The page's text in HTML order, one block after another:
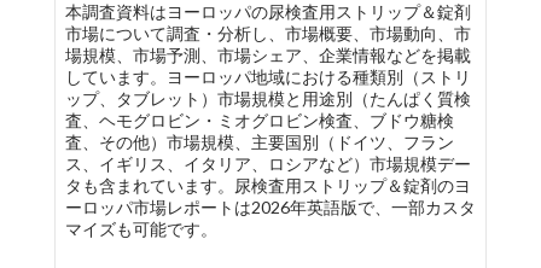
本調査資料はヨーロッパの尿検査用ストリップ＆錠剤
市場について調査・分析し、市場概要、市場動向、市
場規模、市場予測、市場シェア、企業情報などを掲載
しています。ヨーロッパ地域における種類別（ストリ
ップ、タブレット）市場規模と用途別（たんぱく質検
査、ヘモグロビン・ミオグロビン検査、ブドウ糖検
査、その他）市場規模、主要国別（ドイツ、フラン
ス、イギリス、イタリア、ロシアなど）市場規模デー
タも含まれています。尿検査用ストリップ＆錠剤のヨ
ーロッパ市場レポートは2026年英語版で、一部カスタ
マイズも可能です。